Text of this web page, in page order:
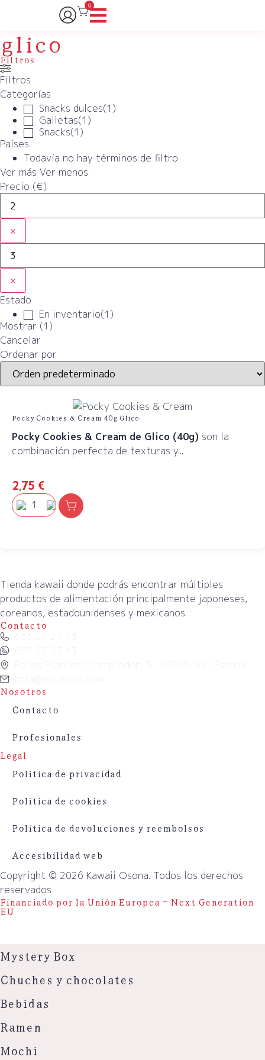
0
glico
Filtros
Filtros
Categorías
Snacks dulces(1 )
Galletas(1 )
Snacks(1 )
Países
Todavía no hay términos de filtro
Ver más Ver menos
Precio (€)
×
×
Estado
En inventario(1 )
Mostrar (1 )
Cancelar
Ordenar por
Pocky Cookies & Cream 40g Glico
Pocky Cookies & Cream de Glico (40g) son la
combinación perfecta de texturas y...
2,75 €
Tienda kawaii donde podrás encontrar múltiples
productos de alimentación principalmente japoneses,
coreanos, estadounidenses y mexicanos.
Contacto
Nosotros
Contacto
Profesionales
Legal
Política de privacidad
Política de cookies
Política de devoluciones y reembolsos
Accesibilidad web
Copyright © 2026 Kawaii Osona. Todos los derechos
reservados
Financiado por la Unión Europea – Next Generation
EU
Mystery Box
Chuches y chocolates
Bebidas
Ramen
Mochi